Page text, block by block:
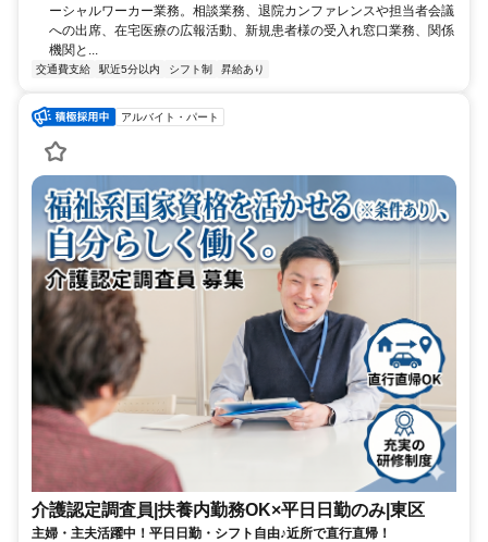
ーシャルワーカー業務。相談業務、退院カンファレンスや担当者会議
への出席、在宅医療の広報活動、新規患者様の受入れ窓口業務、関係
機関と...
交通費支給 駅近5分以内 シフト制 昇給あり
アルバイト・パート
介護認定調査員|扶養内勤務OK×平日日勤のみ|東区
主婦・主夫活躍中！平日日勤・シフト自由♪近所で直行直帰！